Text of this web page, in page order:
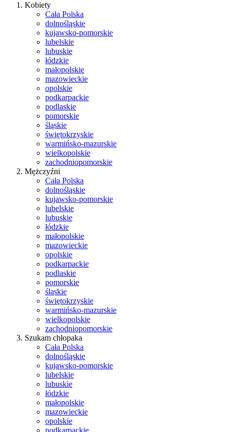
Kobiety
Cała Polska
dolnośląskie
kujawsko-pomorskie
lubelskie
lubuskie
łódzkie
małopolskie
mazowieckie
opolskie
podkarpackie
podlaskie
pomorskie
śląskie
świętokrzyskie
warmińsko-mazurskie
wielkopolskie
zachodniopomorskie
Mężczyźni
Cała Polska
dolnośląskie
kujawsko-pomorskie
lubelskie
lubuskie
łódzkie
małopolskie
mazowieckie
opolskie
podkarpackie
podlaskie
pomorskie
śląskie
świętokrzyskie
warmińsko-mazurskie
wielkopolskie
zachodniopomorskie
Szukam chłopaka
Cała Polska
dolnośląskie
kujawsko-pomorskie
lubelskie
lubuskie
łódzkie
małopolskie
mazowieckie
opolskie
podkarpackie